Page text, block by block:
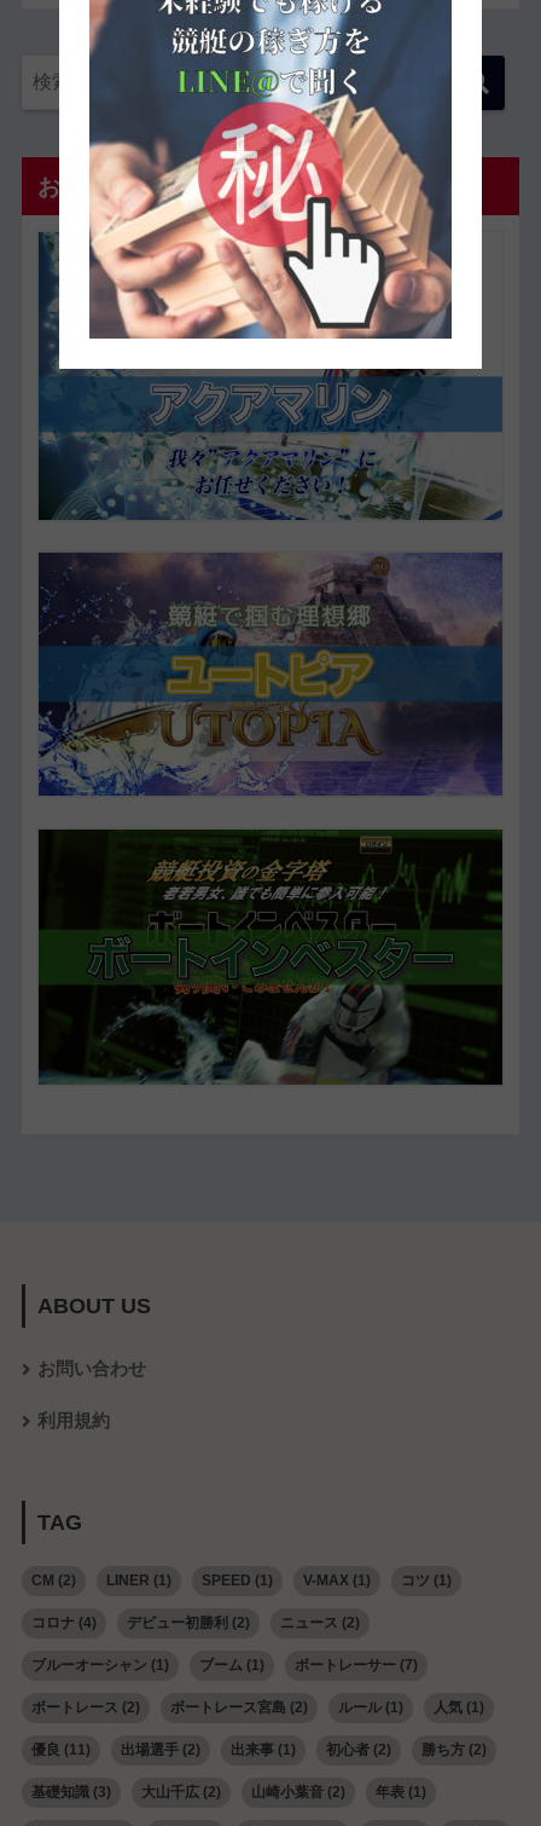
おすすめ優良予想サイト
ABOUT US
お問い合わせ
利用規約
TAG
CM (2) LINER (1) SPEED (1) V-MAX(1) コツ (1)
コロナ(4) デビュー初勝利 (2) ニュース (2)
ブルーオーシャン (1) ブーム(1) ボートレーサー (7)
ボートレース (2) ボートレース宮島 (2) ルール(1) 人気(1)
優良 (11) 出場選手(2) 出来事(1) 初心者(2) 勝ち方(2)
基礎知識(3) 大山千広(2) 山崎小葉音(2) 年表(1)